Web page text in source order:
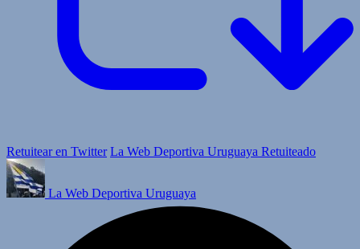
Retuitear en Twitter La Web Deportiva Uruguaya Retuiteado
La Web Deportiva Uruguaya